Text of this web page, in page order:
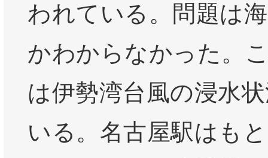
われている。問題は
かわからなかった。
は伊勢湾台風の浸水
いる。名古屋駅はも